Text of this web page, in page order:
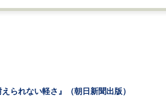
えられない軽さ』（朝日新聞出版）